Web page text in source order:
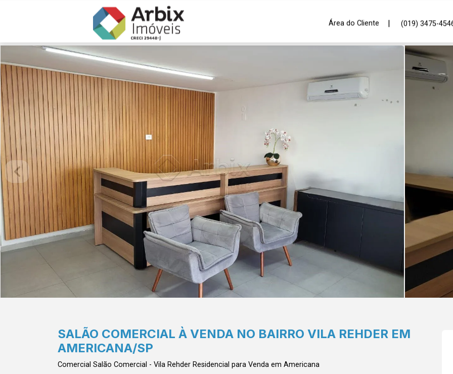
Área do Cliente | (019) 3475-
SALÃO COMERCIAL À VENDA NO BAIRRO VILA REHDER EM
AMERICANA/SP
Comercial Salão Comercial - Vila Rehder Residencial para Venda em Americana